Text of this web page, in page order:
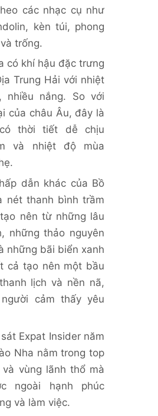
các nhạc cụ như
kèn túi, phong
trống.
có khí hậu đặc trưng
Trung Hải với nhiệt
nhiều nắng. So với
của châu Âu, đây là
thời tiết dễ chịu
và nhiệt độ mùa
dẫn khác của Bồ
nét thanh bình trầm
nên từ những lâu
những thảo nguyên
những bãi biển xanh
cả tạo nên một bầu
lịch và nền nã,
cảm thấy yêu
Expat Insider năm
Nha nằm trong top
vùng lãnh thổ mà
ngoài hạnh phúc
và làm việc.